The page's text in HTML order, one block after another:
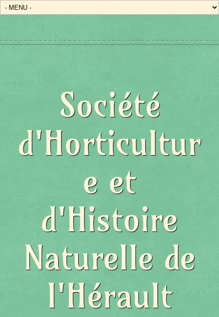
Société
d'Horticultur
e et
d'Histoire
Naturelle de
l'Hérault